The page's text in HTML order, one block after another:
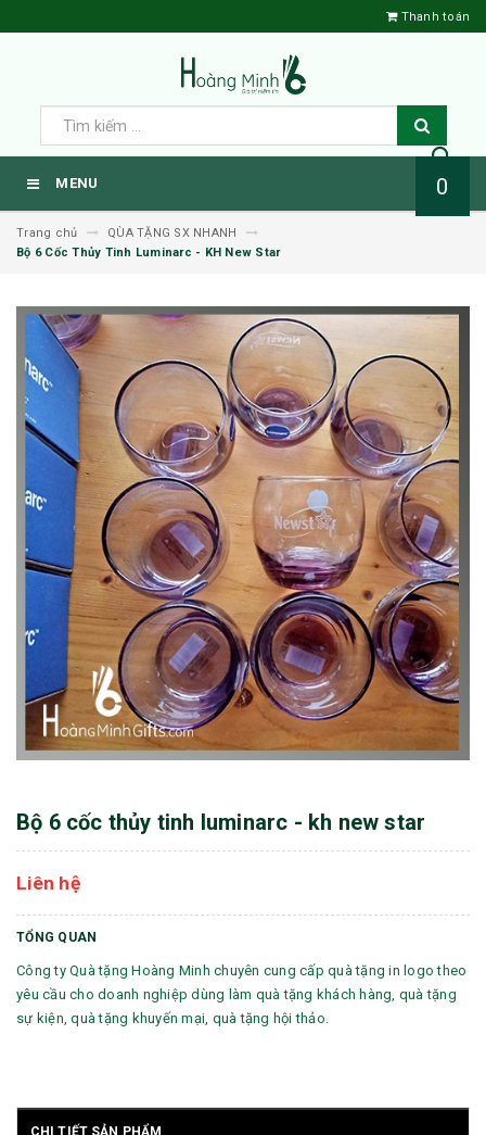
Thanh toán
MENU 0
Trang chủ
QÙA TẶNG SX NHANH
Bộ 6 Cốc Thủy Tinh Luminarc - KH New Star
Bộ 6 cốc thủy tinh luminarc - kh new star
Liên hệ
TỔNG QUAN
Công ty Quà tặng Hoàng Minh chuyên cung cấp quà tặng in logo theo
yêu cầu cho doanh nghiệp dùng làm quà tặng khách hàng, quà tặng
sự kiện, quà tặng khuyến mại, quà tặng hội thảo.